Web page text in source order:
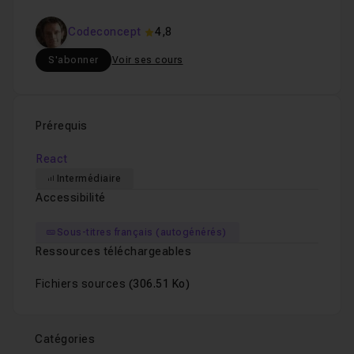
Codeconcept 4,8
S'abonner Voir ses cours
Prérequis
React
Intermédiaire
Accessibilité
Sous-titres français (autogénérés)
Ressources téléchargeables
Fichiers sources (306.51 Ko)
Catégories